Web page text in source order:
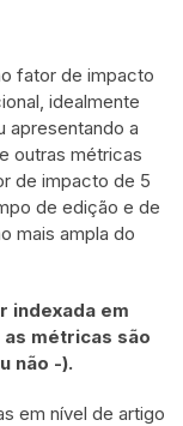
fator de impacto
idealmente
apresentando a
outras métricas
de impacto de 5
de edição e de
mais ampla do
indexada em
métricas são
não -).
em nível de artigo